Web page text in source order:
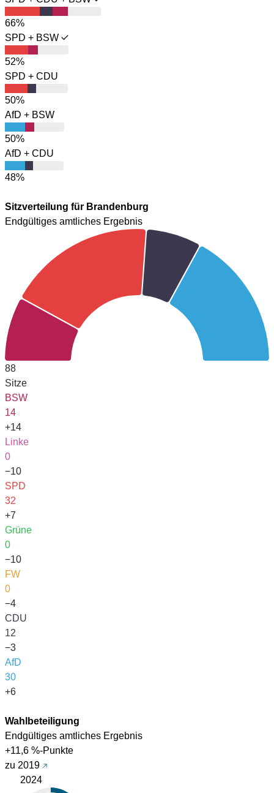
66%
SPD + BSW
52%
SPD + CDU
50%
AfD + BSW
50%
AfD + CDU
48%
Sitzverteilung für Brandenburg
Endgültiges amtliches Ergebnis
88
Sitze
BSW
14
+14
Linke
0
−10
SPD
32
+7
Grüne
0
−10
FW
0
−4
CDU
12
−3
AfD
30
+6
Wahlbeteiligung
Endgültiges amtliches Ergebnis
+11,6 %-Punkte
zu 2019
2024